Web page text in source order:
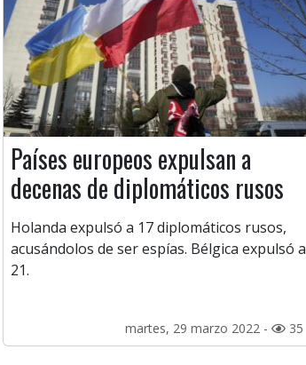
Países europeos expulsan a
decenas de diplomáticos rusos
Holanda expulsó a 17 diplomáticos rusos,
acusándolos de ser espías. Bélgica expulsó a
21.
martes, 29 marzo 2022 - 35